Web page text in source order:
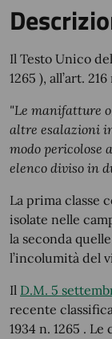
Il Testo Unico
1265 ), all’art.
"Le manifatture
altre esalazioni
modo pericolose
elenco diviso in
La prima classe
isolate nelle
la seconda
l’incolumità del
Il D.M. 5
recente
1934 n. 1265 .